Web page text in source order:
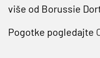
više od Borussie
Pogotke pogledajte